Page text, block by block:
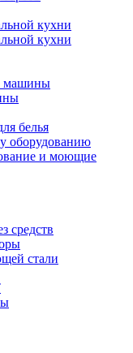
кухни
кухни
машины
белья
оборудованию
и моющие
средств
стали